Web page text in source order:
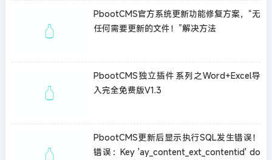
PbootCMS官方系统更新功能修复方案，“无
任何需要更新的文件！”解决方法
PbootCMS独立插件系列之Word+Excel导
入完全免费版V1.3
PbootCMS更新后显示执行SQL发生错误！
错误：Key 'ay_content_ext_contentid' do